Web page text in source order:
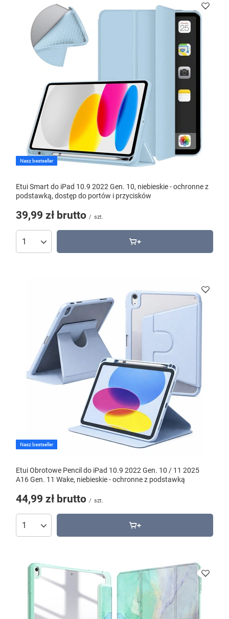
Nasz bestseller
Etui Smart do iPad 10.9 2022 Gen. 10, niebieskie - ochronne z
podstawką, dostęp do portów i przycisków
39,99 zł brutto / szt.
Nasz bestseller
Etui Obrotowe Pencil do iPad 10.9 2022 Gen. 10 / 11 2025
A16 Gen. 11 Wake, niebieskie - ochronne z podstawką
44,99 zł brutto / szt.